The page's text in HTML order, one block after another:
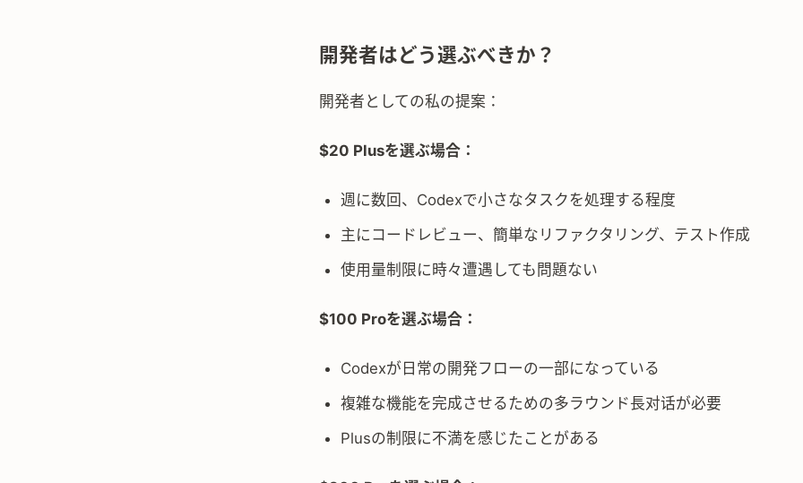
開発者はどう選ぶべきか？
開発者としての私の提案：
$20 Plusを選ぶ場合：
週に数回、Codexで小さなタスクを処理する程度
主にコードレビュー、簡単なリファクタリング、テスト作成
使用量制限に時々遭遇しても問題ない
$100 Proを選ぶ場合：
Codexが日常の開発フローの一部になっている
複雑な機能を完成させるための多ラウンド長对话が必要
Plusの制限に不満を感じたことがある